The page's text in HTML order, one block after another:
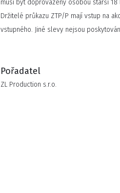
musí být doprovázeny osobou starší 18
Držitelé průkazu ZTP/P mají vstup na
vstupného. Jiné slevy nejsou
Pořadatel
ZL Production s.r.o.